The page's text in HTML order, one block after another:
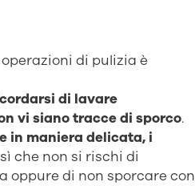
di pulizia è
di lavare
vi siano tracce di sporco.
in maniera delicata, i
che non si rischi di
oppure di non sporcare con